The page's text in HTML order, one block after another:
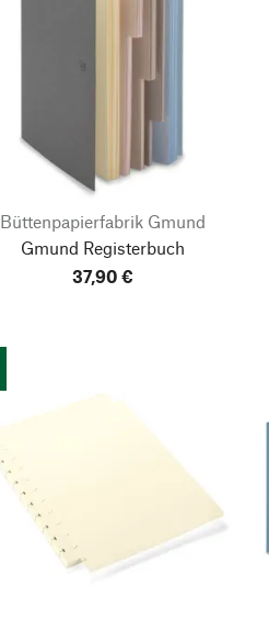
Büttenpapierfabrik Gmund
Gmund Registerbuch
37,90 €